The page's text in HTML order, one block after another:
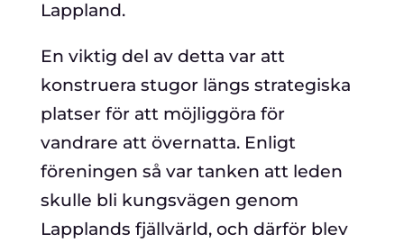
Lappland.
En viktig del av detta var att
konstruera stugor längs strategiska
platser för att möjliggöra för
vandrare att övernatta. Enligt
föreningen så var tanken att leden
skulle bli kungsvägen genom
Lapplands fjällvärld, och därför blev